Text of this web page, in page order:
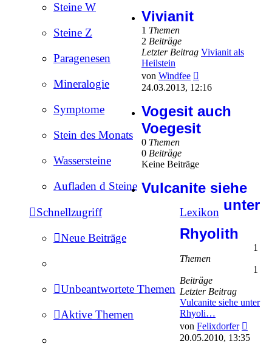
Steine W
Steine Z
Paragenesen
Mineralogie
Symptome
Stein des Monats
Wassersteine
Aufladen d Steine
Schnellzugriff
Neue Beiträge
Unbeantwortete Themen
Aktive Themen
Lexikon
Vivianit
1 Themen
2 Beiträge
Letzter Beitrag Vivianit als
Heilstein
von Windfee
Beitrag
24.03.2013, 12:16
Vogesit auch
Voegesit
0 Themen
0 Beiträge
Keine Beiträge
Vulcanite siehe
unter
Rhyolith
1
Themen
1
Beiträge
Letzter Beitrag
Vulcanite siehe unter
Rhyoli…
von Felixdorfer
20.05.2010, 13:35